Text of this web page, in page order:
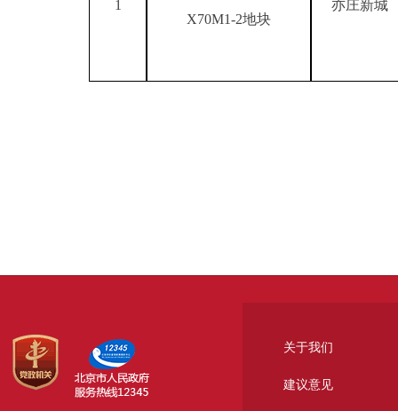
1
X70M1-2地块
亦庄新城
关于我们
建议意见